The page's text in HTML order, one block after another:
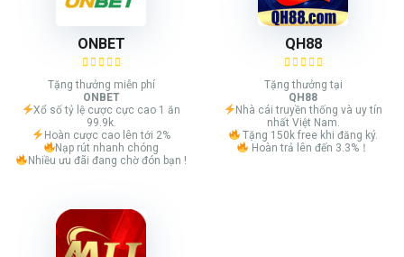
ONBET
Tặng thưởng miễn phí
ONBET
Xổ số tỷ lệ cược cực cao 1 ăn
99.9k.
Hoàn cược cao lên tới 2%
Nạp rút nhanh chóng
Nhiều ưu đãi đang chờ đón bạn !
QH88
Tặng thưởng tại
QH88
Nhà cái truyền thống và uy tín
nhất Việt Nam.
Tặng 150k free khi đăng ký.
Hoàn trả lên đến 3.3%！